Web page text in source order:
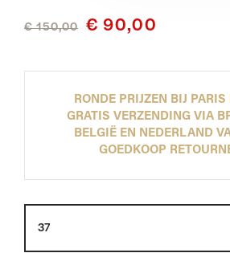
€ 150,00 € 90,00
RONDE PRIJZEN BIJ PARIS
GRATIS VERZENDING VIA
BELGIË EN NEDERLAND
GOEDKOOP